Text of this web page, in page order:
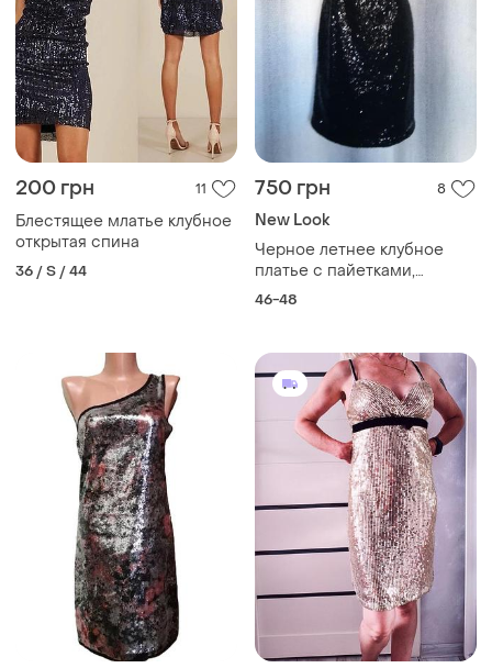
200 грн 11
Блестящее млатье клубное
открытая спина
36 / S / 44
750 грн 8
New Look
Черное летнее клубное
платье с пайетками,
блестящее вечернее
46-48